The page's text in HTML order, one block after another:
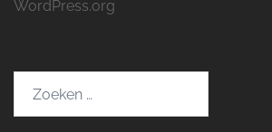
WordPress.org